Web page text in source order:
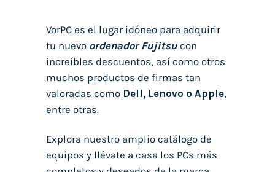
VorPC es el lugar idóneo para adquirir
tu nuevo ordenador Fujitsu con
increíbles descuentos, así como otros
muchos productos de firmas tan
valoradas como Dell, Lenovo o Apple,
entre otras.
Explora nuestro amplio catálogo de
equipos y llévate a casa los PCs más